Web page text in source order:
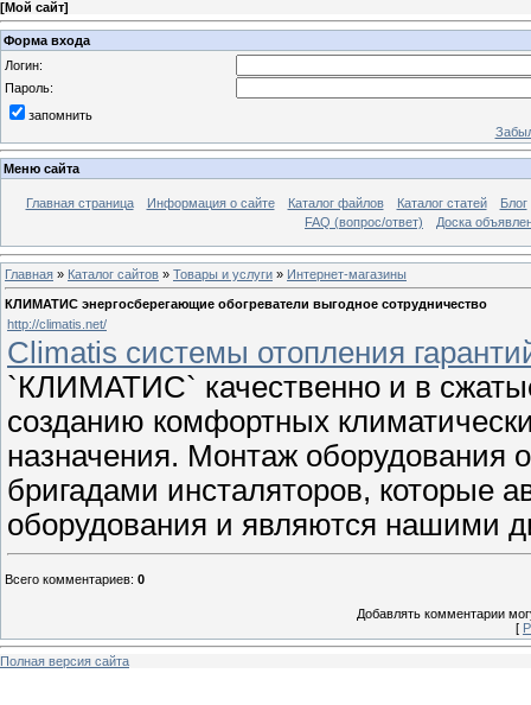
[Мой сайт]
Форма входа
Логин:
Пароль:
запомнить
Меню сайта
Главная страница Информация о сайте Каталог файлов Каталог статей
Блог
FAQ (вопрос/ответ)
Доска
Главная » Каталог сайтов » Товары и услуги » Интернет-магазины
КЛИМАТИС энергосберегающие обогреватели выгодное сотрудничество
http://climatis.net/
Climatis системы отопления
`КЛИМАТИС` качественно и в
созданию комфортных
назначения. Монтаж оборудования
бригадами инсталяторов, которые
оборудования и являются нашими
Всего комментариев: 0
Добавлять комментарии
[
Полная версия сайта